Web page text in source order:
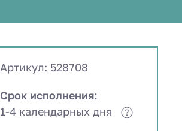
Артикул: 528708
Срок исполнения:
1-4 календарных дня